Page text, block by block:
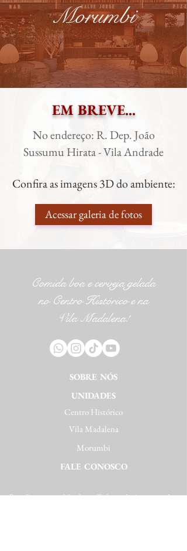
Morumbi
EM BREVE...
No endereço: R. Dep. João
Sussumu Hirata - Vila Andrade
Confira as imagens 3D do ambiente:
Acessar galeria de fotos
Comida boa e cerveja gelada
no Centro Histórico e na
Vila Madalena!
SOBRE NÓS
UNIDADES
Centro Histórico
Vila Madalena
Morumbi
FALE CONOSCO
Bar e Restaurante Salve Jorge. Todos os direitos reservados.